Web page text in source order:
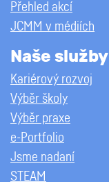
Přehled akcí
JCMM v médiích
Naše služby
Kariérový rozvoj
Výběr školy
Výběr praxe
e-Portfolio
Jsme nadaní
STEAM